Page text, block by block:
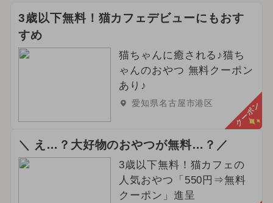
3歳以下無料！猫カフェデビューにもおす
すめ
猫ちゃんに癒される♪猫ち
ゃんのおやつ 無料クーポン
あり♪
愛知県名古屋市港区 クーポン
＼ え…？大好物のおやつが無料…？／
3歳以下無料！猫カフェの
人気おやつ「550円⇒無料
クーポン」進呈